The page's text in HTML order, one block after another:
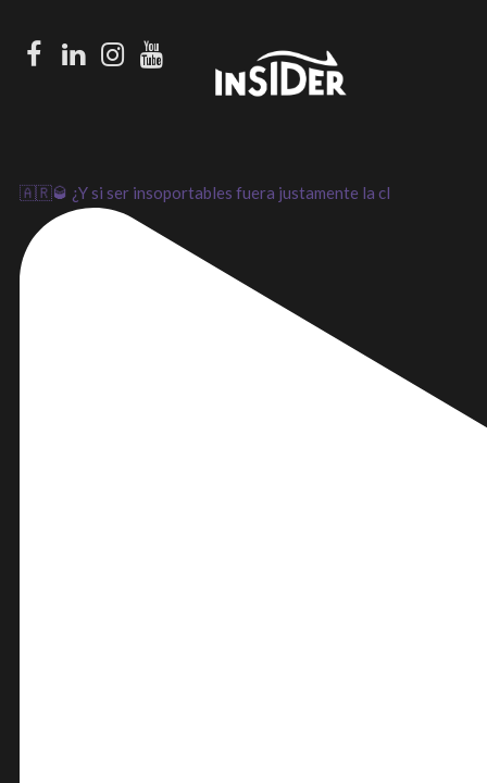
Facebook
LinkedIn
Instagram
Youtube
🇦🇷🥃 ¿Y si ser insoportables fuera justamente la cl